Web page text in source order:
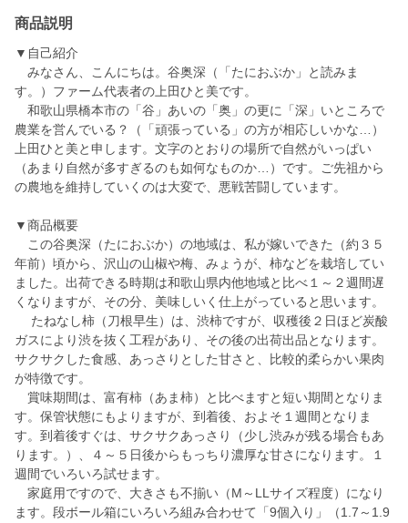
商品説明
▼自己紹介
みなさん、こんにちは。谷奥深（「たにおぶか」と読みま
す。）ファーム代表者の上田ひと美です。
和歌山県橋本市の「谷」あいの「奥」の更に「深」いところで
農業を営んでいる？（「頑張っている」の方が相応しいかな…）
上田ひと美と申します。文字のとおりの場所で自然がいっぱい
（あまり自然が多すぎるのも如何なものか…）です。ご先祖から
の農地を維持していくのは大変で、悪戦苦闘しています。
▼商品概要
この谷奥深（たにおぶか）の地域は、私が嫁いできた（約３５
年前）頃から、沢山の山椒や梅、みょうが、柿などを栽培してい
ました。出荷できる時期は和歌山県内他地域と比べ１～２週間遅
くなりますが、その分、美味しいく仕上がっていると思います。
たねなし柿（刀根早生）は、渋柿ですが、収穫後２日ほど炭酸
ガスにより渋を抜く工程があり、その後の出荷出品となります。
サクサクした食感、あっさりとした甘さと、比較的柔らかい果肉
が特徴です。
賞味期間は、富有柿（あま柿）と比べますと短い期間となりま
す。保管状態にもよりますが、到着後、およそ１週間となりま
す。到着後すぐは、サクサクあっさり（少し渋みが残る場合もあ
ります。）、４～５日後からもっちり濃厚な甘さになります。１
週間でいろいろ試せます。
家庭用ですので、大きさも不揃い（M～LLサイズ程度）になり
ます。段ボール箱にいろいろ組み合わせて「9個入り」（1.7～1.9